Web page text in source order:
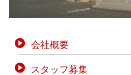
会社概要
スタッフ募集